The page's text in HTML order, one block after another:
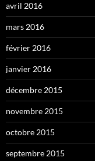
avril 2016
mars 2016
février 2016
janvier 2016
décembre 2015
novembre 2015
octobre 2015
septembre 2015